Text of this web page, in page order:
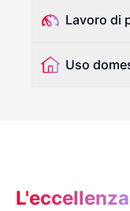
Lavoro di
Uso
L'eccellenza